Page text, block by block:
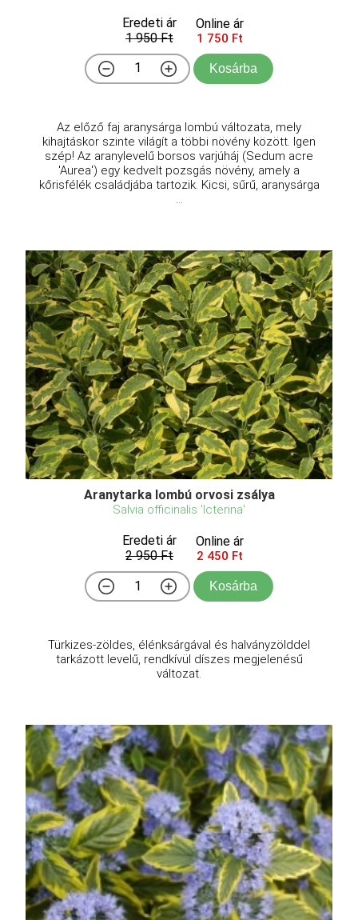
Eredeti ár
1 950 Ft
Online ár
1 750 Ft
Kosárba
Az előző faj aranysárga lombú változata, mely
kihajtáskor szinte világít a többi növény között. Igen
szép! Az aranylevelű borsos varjúháj (Sedum acre
'Aurea') egy kedvelt pozsgás növény, amely a
kőrisfélék családjába tartozik. Kicsi, sűrű, aranysárga
...
Aranytarka lombú orvosi zsálya
Salvia officinalis 'Icterina'
Eredeti ár
2 950 Ft
Online ár
2 450 Ft
Kosárba
Türkizes-zöldes, élénksárgával és halványzölddel
tarkázott levelű, rendkívül díszes megjelenésű
változat.